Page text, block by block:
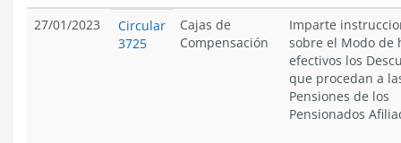
27/01/2023
Circular
3725
Cajas de
Compensación
Imparte
sobre el Modo de
efectivos los
que procedan a
Pensiones de los
Pensionados